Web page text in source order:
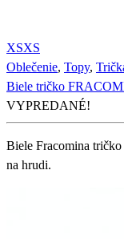
XSXS
Oblečenie, Topy,
Biele tričko
VYPREDANÉ!
Biele Fracomina
na hrudi.